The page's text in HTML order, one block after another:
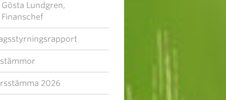
Gösta Lundgren,
Finanschef
2026